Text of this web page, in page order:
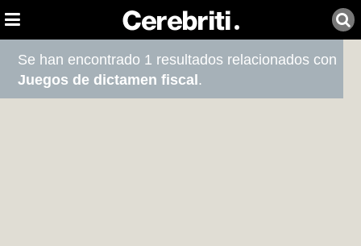
Se han encontrado 1 resultados relacionados con
Juegos de dictamen fiscal .